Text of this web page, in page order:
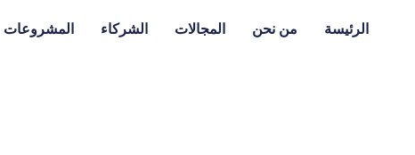
الرئيسة من نحن المجالات الشركاء المشروعات